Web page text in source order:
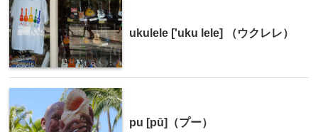
ukulele ['uku lele] （ウクレレ）
pu [pū]（プー）